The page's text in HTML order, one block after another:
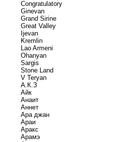
Congratulatory
Ginevan
Grand Sirine
Great Valley
Ijevan
Kremlin
Lao Armeni
Ohanyan
Sargis
Stone Land
V Teryan
А.К.З
Айк
Анаит
Аннет
Ара джан
Араи
Аракс
Арамэ